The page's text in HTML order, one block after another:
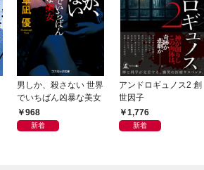
男しか、殺さない 世界
でいちばん凶暴な美女
968
新着
アンドロギュノス2 創
世因子
1,776
新着